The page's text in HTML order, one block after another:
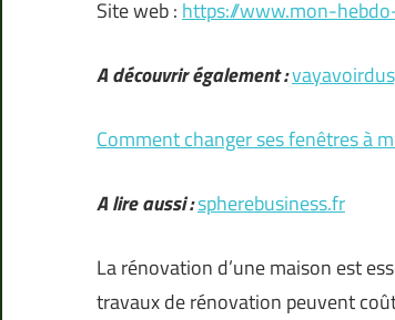
Site web : https://www.mon-
A découvrir également :
Comment changer ses fenêtres à
A lire aussi :spherebusiness.fr
La rénovation d’une maison est
travaux de rénovation peuvent